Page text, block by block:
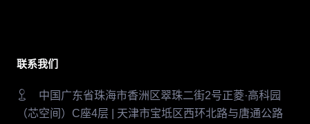
联系我们
中国广东省珠海市香洲区翠珠二街2号正菱·高科园
（芯空间）C座4层 | 天津市宝坻区西环北路与唐通公路